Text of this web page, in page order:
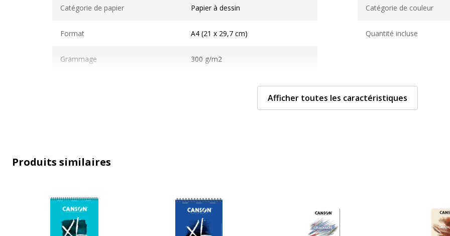
Catégorie de papier Papier à dessin
Format A4 (21 x 29,7 cm)
Grammage 300 g/m2
Taille du fabricant
Catégorie de couleur
Quantité incluse
Afficher toutes les caractéristiques
Produits similaires